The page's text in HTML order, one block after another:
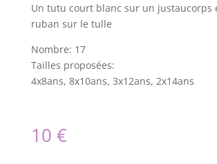
Un tutu court blanc sur un justaucorps
ruban sur le tulle
Nombre: 17
Tailles proposées:
4x8ans, 8x10ans, 3x12ans, 2x14ans
10 €